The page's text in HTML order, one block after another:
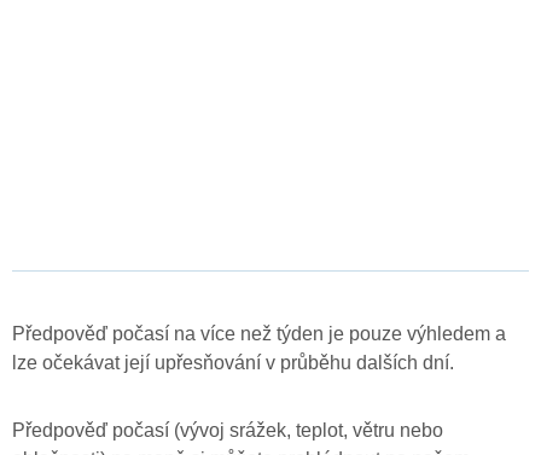
Předpověď počasí na více než týden je pouze výhledem a
lze očekávat její upřesňování v průběhu dalších dní.
Předpověď počasí (vývoj srážek, teplot, větru nebo